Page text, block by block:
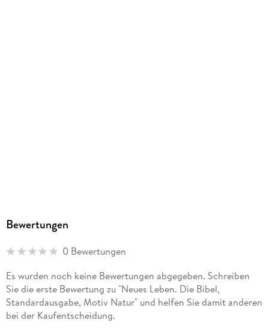
Bewertungen
0 Bewertungen
Es wurden noch keine Bewertungen abgegeben. Schreiben
Sie die erste Bewertung zu "Neues Leben. Die Bibel,
Standardausgabe, Motiv Natur" und helfen Sie damit anderen
bei der Kaufentscheidung.